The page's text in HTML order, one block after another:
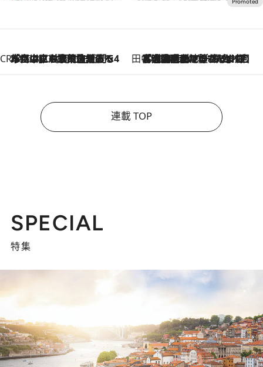
CREA'S CHOICE
2026.8.7
「立川にも歌舞伎があるんだよ」 片岡仁左衛門・市川中車ら豪華座組みで4年目の立川立飛歌舞伎へ 田中稲の勝手に再ブーム
2026.8.7
「湘南乃風に憧れて」観客大盛上がりの“タオル回し”に、ラッパー顔負けの高速歌唱まで…さだまさし（74）のアグレッシブすぎる現在地
連載 TOP
SPECIAL
特集